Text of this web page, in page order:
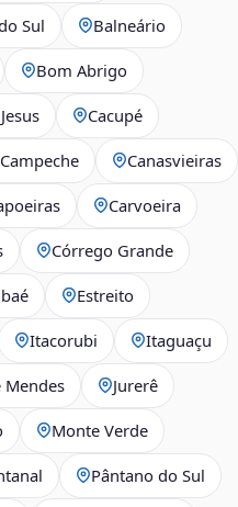
Sul Balneário
Bom Abrigo
Cacupé
Campeche Canasvieiras
Carvoeira
Córrego Grande
Estreito
Itacorubi Itaguaçu
Mendes Jurerê
Monte Verde
Pântano do Sul